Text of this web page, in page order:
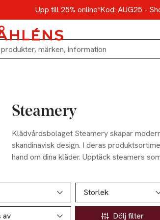
Upp till 25% online*Kod: AUG25 -
Steamery
Klädvårdsbolaget Steamery skapar
skandinavisk design. I deras
hand om dina kläder. Upptäck steamers
hela garderoben. Tillsammans med
produktsidan
Storlek
av Dölj filter
produkter